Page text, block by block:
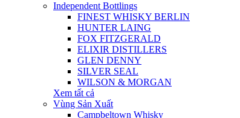
Independent Bottlings
FINEST WHISKY BERLIN
HUNTER LAING
FOX FITZGERALD
ELIXIR DISTILLERS
GLEN DENNY
SILVER SEAL
WILSON & MORGAN
Xem tất cả
Vùng Sản Xuất
Campbeltown Whisky